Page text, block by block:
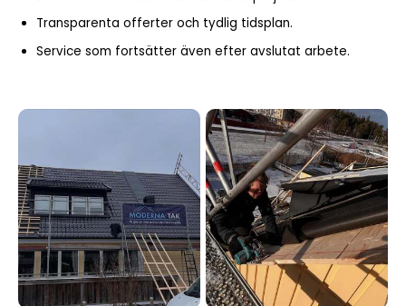
Transparenta offerter och tydlig tidsplan.
Service som fortsätter även efter avslutat arbete.